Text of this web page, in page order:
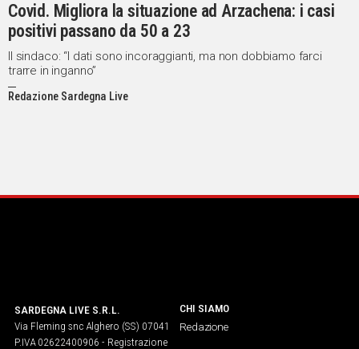
Social
Covid. Migliora la situazione ad Arzachena: i casi
positivi passano da 50 a 23
Il sindaco: “I dati sono incoraggianti, ma non dobbiamo farci
trarre in inganno”
Redazione Sardegna Live
SARDEGNA LIVE S.R.L.
Via Fleming snc Alghero (SS) 07041
P.IVA 02622400906 - Registrazione
CHI SIAMO
Redazione